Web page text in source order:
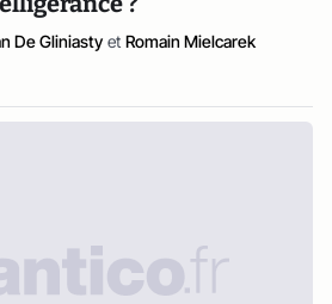
De Gliniasty et Romain Mielcarek